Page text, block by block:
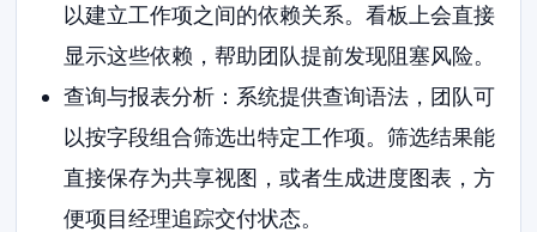
以建立工作项之间的依赖关系。看板上会直接
显示这些依赖，帮助团队提前发现阻塞风险。
查询与报表分析：系统提供查询语法，团队可
以按字段组合筛选出特定工作项。筛选结果能
直接保存为共享视图，或者生成进度图表，方
便项目经理追踪交付状态。